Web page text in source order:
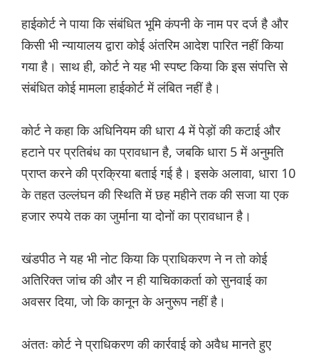
हाईकोर्ट ने पाया कि संबंधित भूमि कंपनी के नाम पर दर्ज है और
किसी भी न्यायालय द्वारा कोई अंतरिम आदेश पारित नहीं किया
गया है। साथ ही, कोर्ट ने यह भी स्पष्ट किया कि इस संपत्ति से
संबंधित कोई मामला हाईकोर्ट में लंबित नहीं है।
कोर्ट ने कहा कि अधिनियम की धारा 4 में पेड़ों की कटाई और
हटाने पर प्रतिबंध का प्रावधान है, जबकि धारा 5 में अनुमति
प्राप्त करने की प्रक्रिया बताई गई है। इसके अलावा, धारा 10
के तहत उल्लंघन की स्थिति में छह महीने तक की सजा या एक
हजार रुपये तक का जुर्माना या दोनों का प्रावधान है।
खंडपीठ ने यह भी नोट किया कि प्राधिकरण ने न तो कोई
अतिरिक्त जांच की और न ही याचिकाकर्ता को सुनवाई का
अवसर दिया, जो कि कानून के अनुरूप नहीं है।
अंततः कोर्ट ने प्राधिकरण की कार्रवाई को अवैध मानते हुए